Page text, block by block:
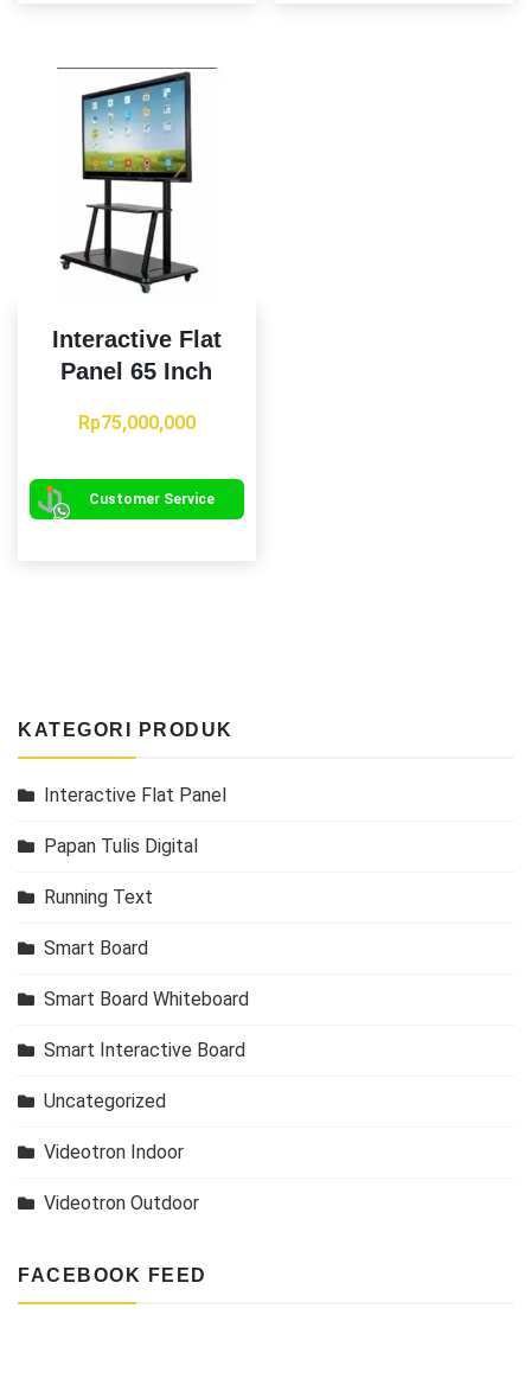
Interactive Flat
Panel 65 Inch
Rp75,000,000
Customer Service
KATEGORI PRODUK
Interactive Flat Panel
Papan Tulis Digital
Running Text
Smart Board
Smart Board Whiteboard
Smart Interactive Board
Uncategorized
Videotron Indoor
Videotron Outdoor
FACEBOOK FEED